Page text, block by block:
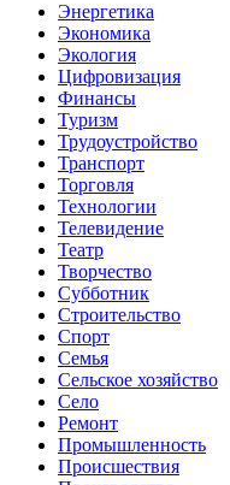
Энергетика
Экономика
Экология
Цифровизация
Финансы
Туризм
Трудоустройство
Транспорт
Торговля
Технологии
Телевидение
Театр
Творчество
Субботник
Строительство
Спорт
Семья
Сельское хозяйство
Село
Ремонт
Промышленность
Происшествия